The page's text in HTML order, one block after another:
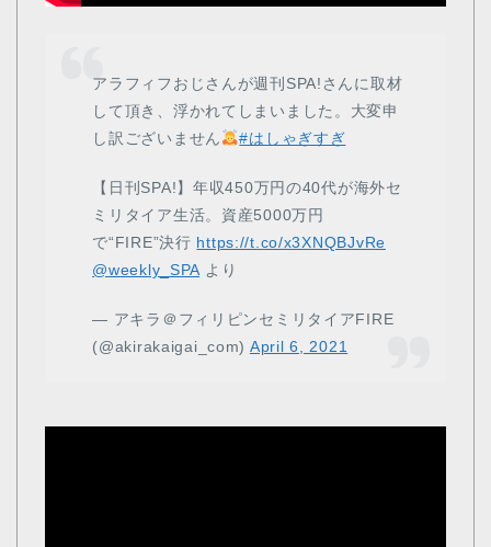
アラフィフおじさんが週刊SPA!さんに取材
して頂き、浮かれてしまいました。大変申
し訳ございません
#はしゃぎすぎ
【日刊SPA!】年収450万円の40代が海外セ
ミリタイア生活。資産5000万円
で“FIRE”決行 https://t.co/x3XNQBJvRe
@weekly_SPAより
— アキラ＠フィリピンセミリタイアFIRE
(@akirakaigai_com) April 6, 2021